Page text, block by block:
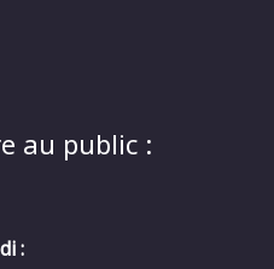
au public :
: